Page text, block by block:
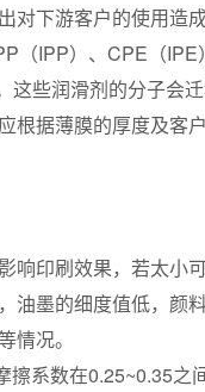
下游客户的使用造成
（IPP）、CPE（
些润滑剂的分子会
根据薄膜的厚度及客
响印刷效果，若太小
油墨的细度值低，颜
情况。
系数在0.25~0.35之